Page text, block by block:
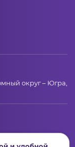
округ – Югра,
гражданских и